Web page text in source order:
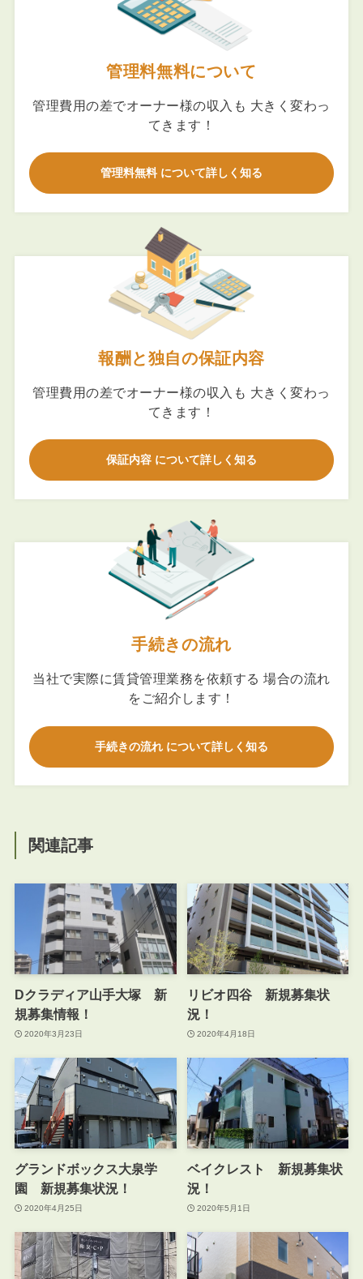
管理料無料について
管理費用の差でオーナー様の収入も 大きく変わっ
てきます！
管理料無料 について詳しく知る
報酬と独自の保証内容
管理費用の差でオーナー様の収入も 大きく変わっ
てきます！
保証内容 について詳しく知る
手続きの流れ
当社で実際に賃貸管理業務を依頼する 場合の流れ
をご紹介します！
手続きの流れ について詳しく知る
関連記事
Dクラディア山手大塚 新
規募集情報！
2020年3月23日
リビオ四谷 新規募集状
況！
2020年4月18日
グランドボックス大泉学
園 新規募集状況！
2020年4月25日
ベイクレスト 新規募集状
況！
2020年5月1日